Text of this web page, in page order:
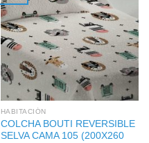
HABITACIÓN
COLCHA BOUTI REVERSIBLE
SELVA CAMA 105 (200X260